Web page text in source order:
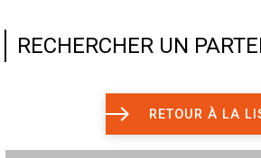
RECHERCHER UN
RETOUR À LA